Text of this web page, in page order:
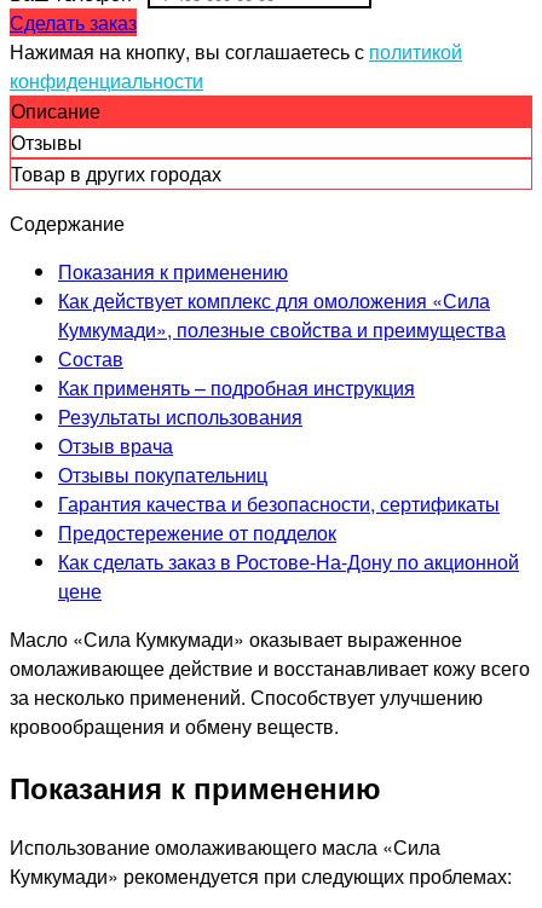
Сделать заказ
Нажимая на кнопку, вы соглашаетесь с политикой
конфиденциальности
Описание
Отзывы
Товар в других городах
Содержание
Показания к применению
Как действует комплекс для омоложения «Сила
Кумкумади», полезные свойства и преимущества
Состав
Как применять – подробная инструкция
Результаты использования
Отзыв врача
Отзывы покупательниц
Гарантия качества и безопасности, сертификаты
Предостережение от подделок
Как сделать заказ в Ростове-На-Дону по акционной
цене
Масло «Сила Кумкумади» оказывает выраженное
омолаживающее действие и восстанавливает кожу всего
за несколько применений. Способствует улучшению
кровообращения и обмену веществ.
Показания к применению
Использование омолаживающего масла «Сила
Кумкумади» рекомендуется при следующих проблемах: